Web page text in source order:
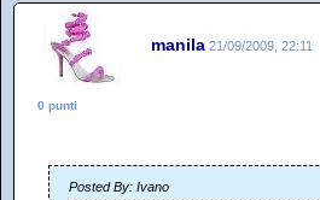
manila 21/09/2009, 22:11
0 punti
Posted By: Ivano